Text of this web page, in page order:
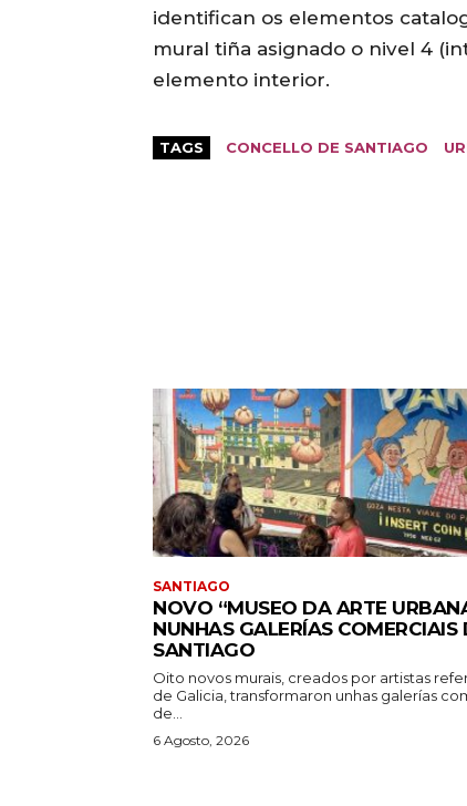
identifican os elementos
mural tiña asignado o nivel 4
elemento interior.
TAGS CONCELLO DE SANTIAGO
SANTIAGO
NOVO “MUSEO DA ARTE
NUNHAS GALERÍAS COMERCIAIS
SANTIAGO
Oito novos murais, creados por artistas
de Galicia, transformaron unhas galerías
de...
6 Agosto, 2026